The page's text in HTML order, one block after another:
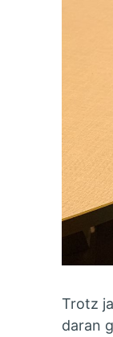
Trotz
daran